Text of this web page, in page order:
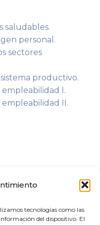
tecnologías como las
del dispositivo. El
saludables.
personal.
sectores
productivo.
empleabilidad I.
empleabilidad II.
capilares.
de forma del